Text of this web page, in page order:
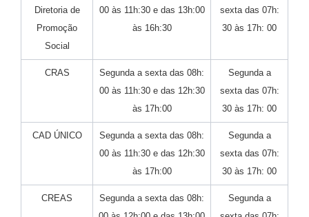
Diretoria de
Promoção
Social
00 às 11h:30 e das 13h:00
às 16h:30
sexta das 07h:
30 às 17h: 00
CRAS
Segunda a sexta das 08h:
00 às 11h:30 e das 12h:30
às 17h:00
Segunda a
sexta das 07h:
30 às 17h: 00
CAD ÚNICO
Segunda a sexta das 08h:
00 às 11h:30 e das 12h:30
às 17h:00
Segunda a
sexta das 07h:
30 às 17h: 00
CREAS
Segunda a sexta das 08h:
Segunda a